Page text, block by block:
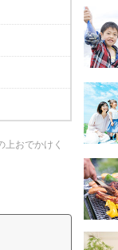
おでかけく